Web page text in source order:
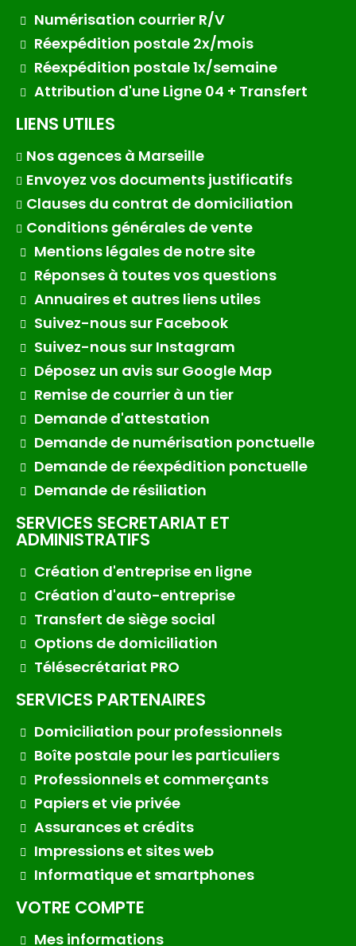
Numérisation courrier R/V
Réexpédition postale 2x/mois
Réexpédition postale 1x/semaine
Attribution d'une Ligne 04 + Transfert
LIENS UTILES
Nos agences à Marseille
Envoyez vos documents justificatifs
Clauses du contrat de domiciliation
Conditions générales de vente
Mentions légales de notre site
Réponses à toutes vos questions
Annuaires et autres liens utiles
Suivez-nous sur Facebook
Suivez-nous sur Instagram
Déposez un avis sur Google Map
Remise de courrier à un tier
Demande d'attestation
Demande de numérisation ponctuelle
Demande de réexpédition ponctuelle
Demande de résiliation
SERVICES SECRETARIAT ET
ADMINISTRATIFS
Création d'entreprise en ligne
Création d'auto-entreprise
Transfert de siège social
Options de domiciliation
Télésecrétariat PRO
SERVICES PARTENAIRES
Domiciliation pour professionnels
Boîte postale pour les particuliers
Professionnels et commerçants
Papiers et vie privée
Assurances et crédits
Impressions et sites web
Informatique et smartphones
VOTRE COMPTE
Mes informations